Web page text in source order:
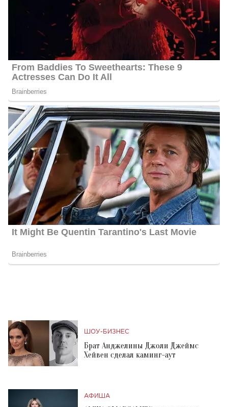
ШОУ-БИЗНЕС
Брат Анджелины Джоли Джеймс
Хейвен сделал каминг-аут
АФИША